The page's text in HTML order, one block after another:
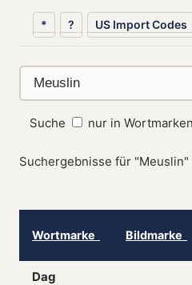
* ? US Import Codes
Suche nur in
Suchergebnisse für "Meuslin"
Wortmarke Bildmarke
Dag